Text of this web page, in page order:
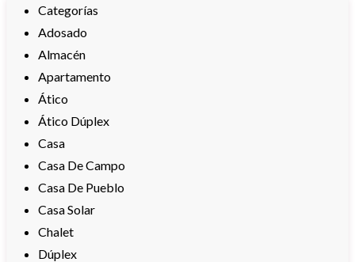
Categorías
Adosado
Almacén
Apartamento
Ático
Ático Dúplex
Casa
Casa De Campo
Casa De Pueblo
Casa Solar
Chalet
Dúplex